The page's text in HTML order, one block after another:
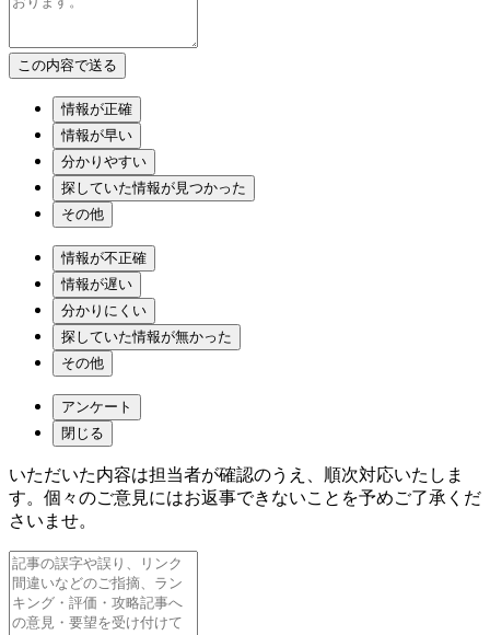
情報が正確
情報が早い
分かりやすい
探していた情報が見つかった
その他
情報が不正確
情報が遅い
分かりにくい
探していた情報が無かった
その他
アンケート
閉じる
いただいた内容は担当者が確認のうえ、順次対応いたしま
す。個々のご意見にはお返事できないことを予めご了承くだ
さいませ。